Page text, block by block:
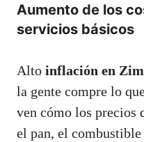
Aumento de los
servicios básicos
Alto inflación en
la gente compre lo
ven cómo los precios
el pan, el